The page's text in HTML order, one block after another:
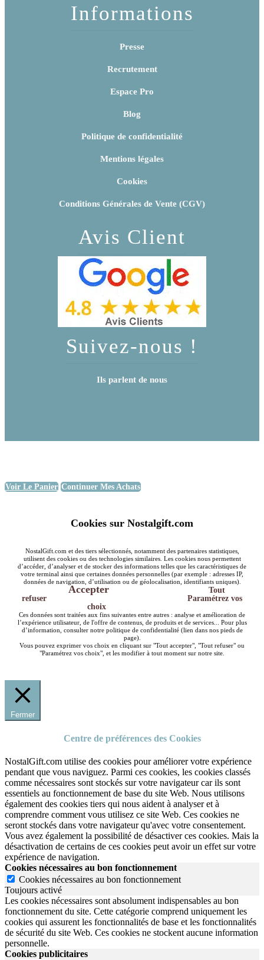
Informations
Presse
Recrutement
Espace Pro
Blog
Politique de confidentialité
Mentions légales
Cookies
Conditions Générales de Vente (CGV)
Avis Client
Suivez-nous !
Ils parlent de nous
Voir Le Panier Continuer Mes Achats
Cookies sur Nostalgift.com
NostalGift.com et des tiers sélectionnés, notamment des partenaires statistiques,
utilisent des cookies ou des technologies similaires. Les cookies nous permettent
d’accéder, d’analyser et de stocker des informations telles que les caractéristiques de
votre terminal ainsi que certaines données personnelles (par exemple : adresses IP,
données de navigation, d’utilisation ou de géolocalisation, identifiants uniques).
Accepter
Tout
refuser
Paramétrez vos
choix
Ces données sont traitées aux fins suivantes entre autres : analyse et amélioration de
l’expérience utilisateur, de l'offre de contenus, de produits et de services... Pour plus
d’information, consulter notre politique de confidentialité (lien dans nos pieds de
page).
Vous pouvez exprimer vos choix en cliquant sur "Tout accepter", "Tout refuser" ou
"Paramétrez vos choix", et les modifier à tout moment sur notre site.
Fermer
Centre de préférences des Cookies
NostalGift.com utilise des cookies pour améliorer votre expérience
pendant que vous naviguez. Parmi ces cookies, les cookies classés
comme nécessaires sont stockés sur votre navigateur car ils sont
essentiels au fonctionnement de base du site Web. Nous utilisons
également des cookies tiers qui nous aident à analyser et à
comprendre comment vous utilisez ce site Web. Ces cookies ne
seront stockés dans votre navigateur qu'avec votre consentement.
Vous avez également la possibilité de désactiver ces cookies. Mais la
désactivation de certains de ces cookies peut avoir un effet sur votre
expérience de navigation.
Cookies nécessaires au bon fonctionnement
Cookies nécessaires au bon fonctionnement
Toujours activé
Les cookies nécessaires sont absolument indispensables au bon
fonctionnement du site. Cette catégorie comprend uniquement les
cookies qui assurent les fonctionnalités de base et les fonctionnalités
de sécurité du site Web. Ces cookies ne stockent aucune information
personnelle.
Cookies publicitaires